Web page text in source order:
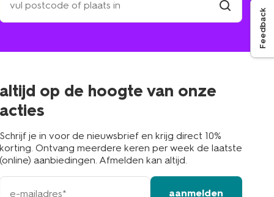
een
winkel
altijd op de hoogte van onze
acties
Schrijf je in voor de nieuwsbrief en krijg direct 10%
korting. Ontvang meerdere keren per week de laatste
(online) aanbiedingen. Afmelden kan altijd.
e-
mailadres
aanmelden
Feedback